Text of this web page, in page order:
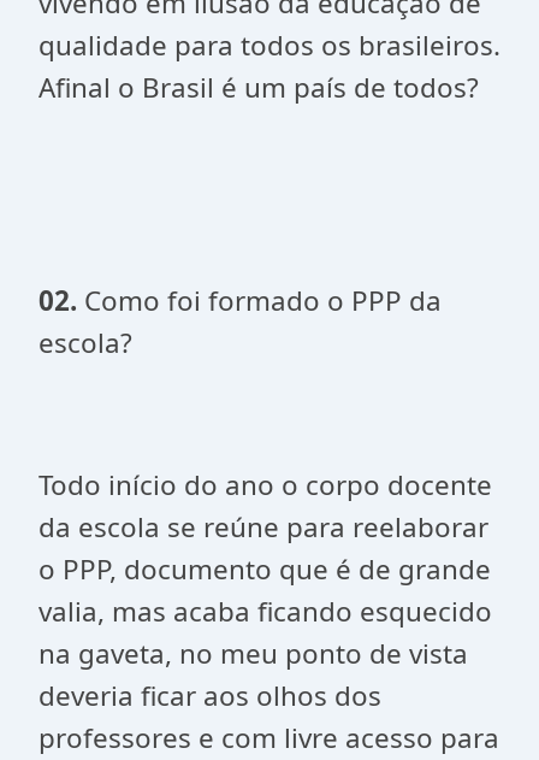
qualidade para todos os brasileiros.
Afinal o Brasil é um país de todos?
02. Como foi formado o PPP da
escola?
Todo início do ano o corpo docente
da escola se reúne para reelaborar
o PPP, documento que é de grande
valia, mas acaba ficando esquecido
na gaveta, no meu ponto de vista
deveria ficar aos olhos dos
professores e com livre acesso para